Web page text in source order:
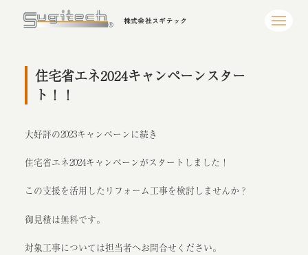
株式会社スギテック
住宅省エネ2024キャンペーンスター
ト！！
大好評の2023キャンペーンに続き
住宅省エネ2024キャンペーンがスタートしました！
この支援を活用したリフォーム工事を検討しませんか？
御見積は無料です。
対象工事については担当者へお問合せください。